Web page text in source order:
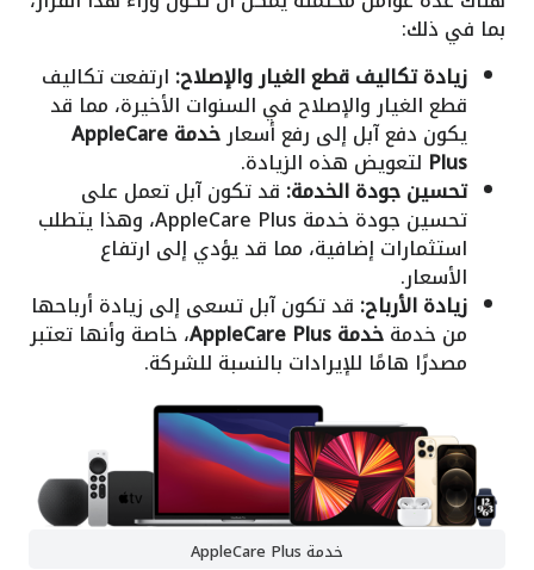
بما في ذلك:
زيادة تكاليف قطع الغيار والإصلاح: ارتفعت تكاليف
قطع الغيار والإصلاح في السنوات الأخيرة، مما قد
يكون دفع آبل إلى رفع أسعار خدمة AppleCare
Plus لتعويض هذه الزيادة.
تحسين جودة الخدمة: قد تكون آبل تعمل على
تحسين جودة خدمة AppleCare Plus، وهذا يتطلب
استثمارات إضافية، مما قد يؤدي إلى ارتفاع
الأسعار.
زيادة الأرباح: قد تكون آبل تسعى إلى زيادة أرباحها
من خدمةخدمة AppleCare Plus ، خاصة وأنها تعتبر
مصدرًا هامًا للإيرادات بالنسبة للشركة.
خدمة AppleCare Plus